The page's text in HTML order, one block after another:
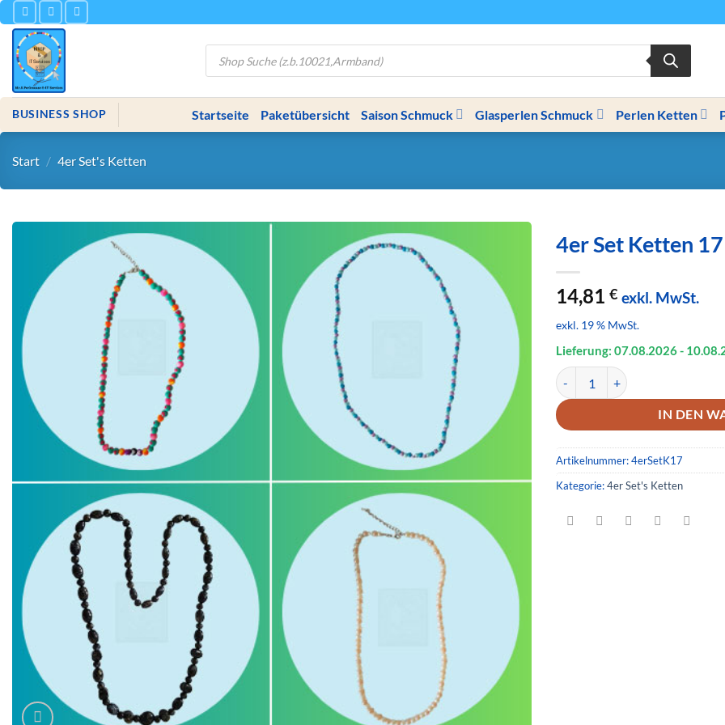
Zum
Inhalt
springen
Products
search
BUSINESS SHOP Startseite Paketübersicht Saison Schmuck Glasperlen Schmuck Perlen Ketten
Start / 4er Set's Ketten
4er Set Ketten 17
14,81 € exkl. MwSt.
exkl. 19 % MwSt.
Lieferung: 07.08.2026- 10.08.
4er Set Ketten 17 Menge
IN DEN
Artikelnummer:4erSetK17
Kategorie:4er Set's Ketten